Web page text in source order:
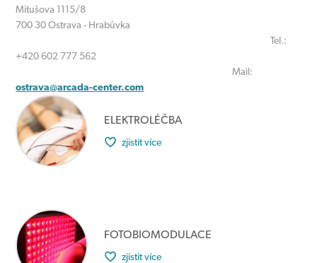
Mitušova 1115/8
700 30 Ostrava - Hrabůvka
Tel.:
+420 602 777 562
Mail:
ostrava@arcada-center.com
ELEKTROLÉČBA
zjistit více
FOTOBIOMODULACE
zjistit více